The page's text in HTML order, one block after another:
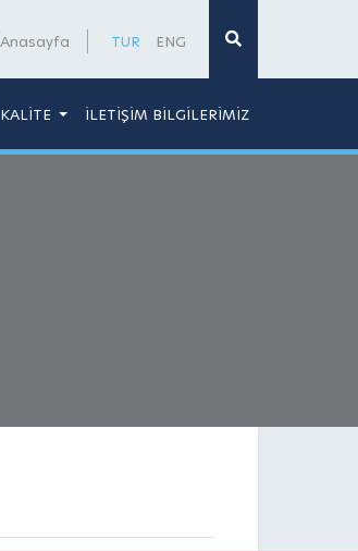
TUR ENG
Anasayfa
KALİTE İLETİŞİM BİLGİLERİMİZ